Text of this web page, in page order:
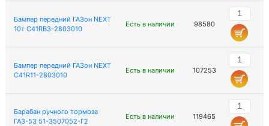
Бампер передний ГАЗон NEXT
10т C41RB3-2803010
Есть в наличии 98580
Бампер передний ГАЗон NEXT
C41R11-2803010
Есть в наличии 107253
Барабан ручного тормоза
ГАЗ-53 51-3507052-Г2
Есть в наличии 119465